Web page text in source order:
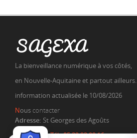
SAGEXA
La bienveillance numérique à vos côtés,
en Nouvelle-Aquitaine et partout ailleurs.
information actualisée le 10/08/2026
Nous contacter
Adresse: St Georges des Agoûts
Téléphone:Tél.: 05 32 92 09 16